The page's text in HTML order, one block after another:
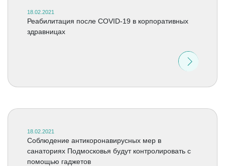
18.02.2021
Реабилитация после COVID-19 в корпоративных
здравницах
18.02.2021
Соблюдение антикоронавирусных мер в
санаториях Подмосковья будут контролировать с
помощью гаджетов